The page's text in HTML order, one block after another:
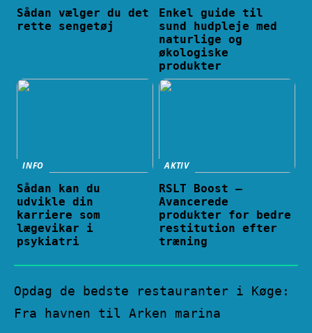
Sådan vælger du det
rette sengetøj
Enkel guide til
sund hudpleje med
naturlige og
økologiske
produkter
INFO
Sådan kan du
udvikle din
karriere som
lægevikar i
psykiatri
AKTIV
RSLT Boost –
Avancerede
produkter for bedre
restitution efter
træning
Opdag de bedste restauranter i Køge:
Fra havnen til Arken marina